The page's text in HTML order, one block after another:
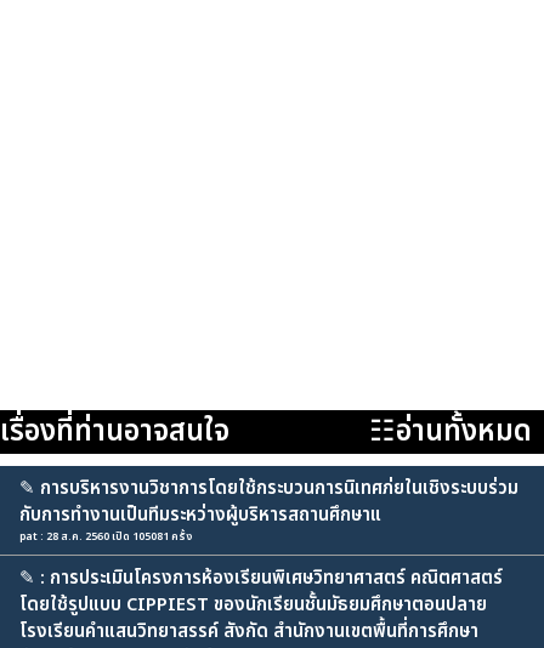
เรื่องที่ท่านอาจสนใจ ☷อ่านทั้งหมด
✎ การบริหารงานวิชาการโดยใช้กระบวนการนิเทศภ่ยในเชิงระบบร่วม
กับการทำงานเป็นทีมระหว่างผู้บริหารสถานศึกษาแ
pat : 28 ส.ค. 2560 เปิด 105081 ครั้ง
✎ : การประเมินโครงการห้องเรียนพิเศษวิทยาศาสตร์ คณิตศาสตร์
โดยใช้รูปแบบ CIPPIEST ของนักเรียนชั้นมัธยมศึกษาตอนปลาย
โรงเรียนคำแสนวิทยาสรรค์ สังกัด สำนักงานเขตพื้นที่การศึกษา